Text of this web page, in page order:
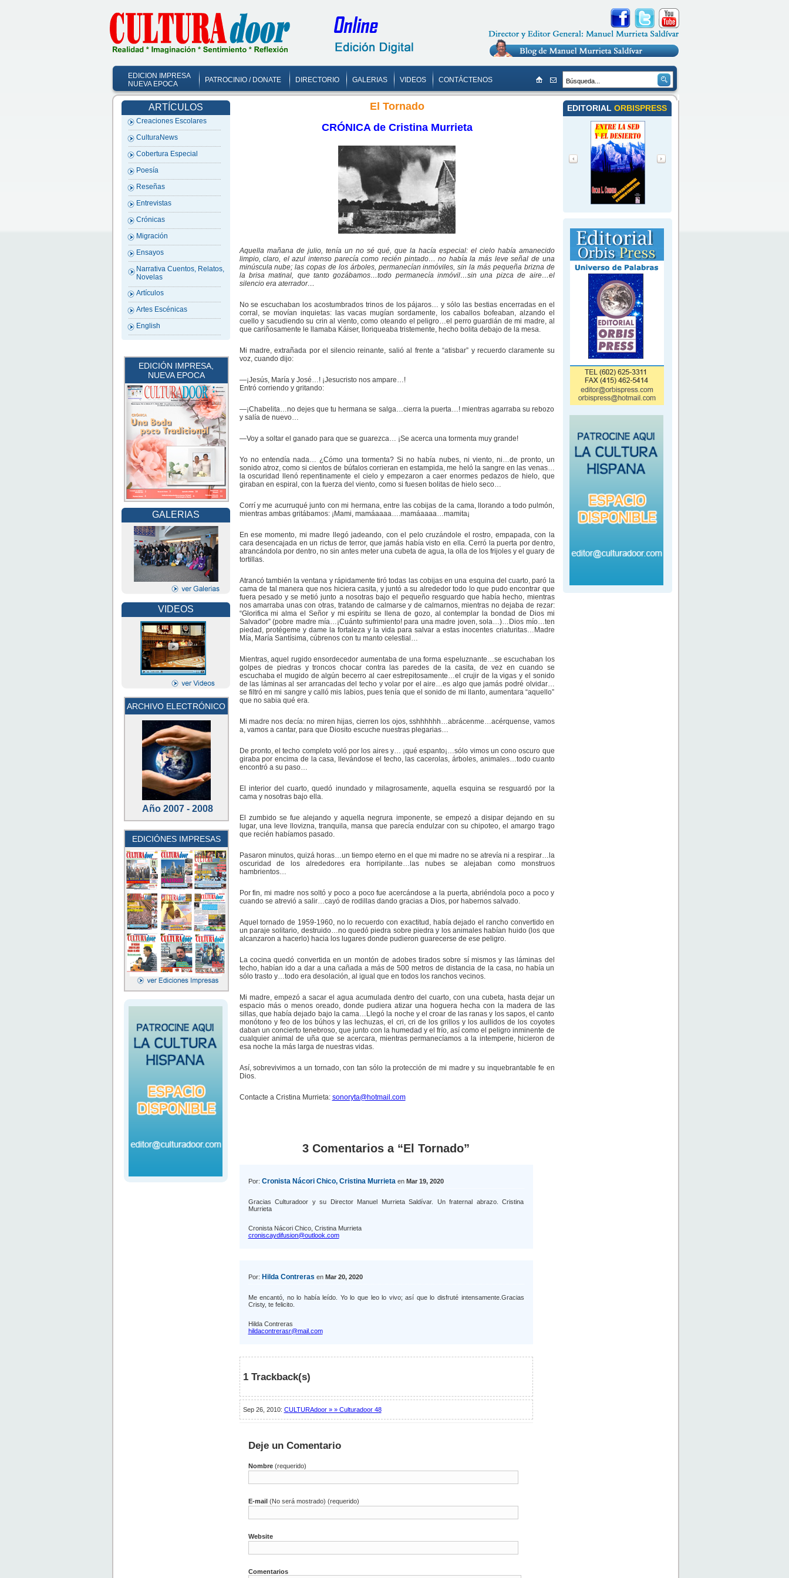
EDICION IMPRESA
NUEVA EPOCA
PATROCINIO / DONATE DIRECTORIO GALERIAS VIDEOS CONTÁCTENOS
ARTÍCULOS
Creaciones Escolares
CulturaNews
Cobertura Especial
Poesía
Reseñas
Entrevistas
Crónicas
Migración
Ensayos
Narrativa Cuentos, Relatos,
Novelas
Artículos
Artes Escénicas
English
EDICIÓN IMPRESA,
NUEVA EPOCA
GALERIAS
VIDEOS
ARCHIVO ELECTRÓNICO
Año 2007 - 2008
EDICIÓNES IMPRESAS
El Tornado
CRÓNICA de Cristina Murrieta
Aquella mañana de julio, tenía un no sé qué, que la hacía especial: el cielo había amanecido
limpio, claro, el azul intenso parecía como recién pintado… no había la más leve señal de una
minúscula nube; las copas de los árboles, permanecían inmóviles, sin la más pequeña brizna de
la brisa matinal, que tanto gozábamos…todo permanecía inmóvil…sin una pizca de aire…el
silencio era aterrador…
No se escuchaban los acostumbrados trinos de los pájaros… y sólo las bestias encerradas en el
corral, se movían inquietas: las vacas mugían sordamente, los caballos bofeaban, alzando el
cuello y sacudiendo su crin al viento, como oteando el peligro…el perro guardián de mi madre, al
que cariñosamente le llamaba Káiser, lloriqueaba tristemente, hecho bolita debajo de la mesa.
Mi madre, extrañada por el silencio reinante, salió al frente a “atisbar” y recuerdo claramente su
voz, cuando dijo:
—¡Jesús, María y José…! ¡Jesucristo nos ampare…!
Entró corriendo y gritando:
—¡Chabelita…no dejes que tu hermana se salga…cierra la puerta…! mientras agarraba su rebozo
y salía de nuevo…
—Voy a soltar el ganado para que se guarezca… ¡Se acerca una tormenta muy grande!
Yo no entendía nada… ¿Cómo una tormenta? Si no había nubes, ni viento, ni…de pronto, un
sonido atroz, como si cientos de búfalos corrieran en estampida, me heló la sangre en las venas…
la oscuridad llenó repentinamente el cielo y empezaron a caer enormes pedazos de hielo, que
giraban en espiral, con la fuerza del viento, como si fuesen bolitas de hielo seco…
Corrí y me acurruqué junto con mi hermana, entre las cobijas de la cama, llorando a todo pulmón,
mientras ambas gritábamos: ¡Mami, mamáaaaa….mamáaaaa…mamita¡
En ese momento, mi madre llegó jadeando, con el pelo cruzándole el rostro, empapada, con la
cara desencajada en un rictus de terror, que jamás había visto en ella. Cerró la puerta por dentro,
atrancándola por dentro, no sin antes meter una cubeta de agua, la olla de los frijoles y el guary de
tortillas.
Atrancó también la ventana y rápidamente tiró todas las cobijas en una esquina del cuarto, paró la
cama de tal manera que nos hiciera casita, y juntó a su alrededor todo lo que pudo encontrar que
fuera pesado y se metió junto a nosotras bajo el pequeño resguardo que había hecho, mientras
nos amarraba unas con otras, tratando de calmarse y de calmarnos, mientras no dejaba de rezar:
“Glorifica mi alma el Señor y mi espíritu se llena de gozo, al contemplar la bondad de Dios mi
Salvador” (pobre madre mía…¡Cuánto sufrimiento! para una madre joven, sola…)…Dios mío…ten
piedad, protégeme y dame la fortaleza y la vida para salvar a estas inocentes criaturitas…Madre
Mía, María Santísima, cúbrenos con tu manto celestial…
Mientras, aquel rugido ensordecedor aumentaba de una forma espeluznante…se escuchaban los
golpes de piedras y troncos chocar contra las paredes de la casita, de vez en cuando se
escuchaba el mugido de algún becerro al caer estrepitosamente…el crujir de la vigas y el sonido
de las láminas al ser arrancadas del techo y volar por el aire…es algo que jamás podré olvidar…
se filtró en mi sangre y calló mis labios, pues tenía que el sonido de mi llanto, aumentara “aquello”
que no sabia qué era.
Mi madre nos decía: no miren hijas, cierren los ojos, sshhhhhh…abrácenme…acérquense, vamos
a, vamos a cantar, para que Diosito escuche nuestras plegarias…
De pronto, el techo completo voló por los aires y… ¡qué espanto¡…sólo vimos un cono oscuro que
giraba por encima de la casa, llevándose el techo, las cacerolas, árboles, animales…todo cuanto
encontró a su paso…
El interior del cuarto, quedó inundado y milagrosamente, aquella esquina se resguardó por la
cama y nosotras bajo ella.
El zumbido se fue alejando y aquella negrura imponente, se empezó a disipar dejando en su
lugar, una leve llovizna, tranquila, mansa que parecía endulzar con su chipoteo, el amargo trago
que recién habíamos pasado.
Pasaron minutos, quizá horas…un tiempo eterno en el que mi madre no se atrevía ni a respirar…la
oscuridad de los alrededores era horripilante…las nubes se alejaban como monstruos
hambrientos…
Por fin, mi madre nos soltó y poco a poco fue acercándose a la puerta, abriéndola poco a poco y
cuando se atrevió a salir…cayó de rodillas dando gracias a Dios, por habernos salvado.
Aquel tornado de 1959-1960, no lo recuerdo con exactitud, había dejado el rancho convertido en
un paraje solitario, destruido…no quedó piedra sobre piedra y los animales habían huido (los que
alcanzaron a hacerlo) hacia los lugares donde pudieron guarecerse de ese peligro.
La cocina quedó convertida en un montón de adobes tirados sobre sí mismos y las láminas del
techo, habían ido a dar a una cañada a más de 500 metros de distancia de la casa, no había un
sólo trasto y…todo era desolación, al igual que en todos los ranchos vecinos.
Mi madre, empezó a sacar el agua acumulada dentro del cuarto, con una cubeta, hasta dejar un
espacio más o menos oreado, donde pudiera atizar una hoguera hecha con la madera de las
sillas, que había dejado bajo la cama…Llegó la noche y el croar de las ranas y los sapos, el canto
monótono y feo de los búhos y las lechuzas, el cri, cri de los grillos y los aullidos de los coyotes
daban un concierto tenebroso, que junto con la humedad y el frío, así como el peligro inminente de
cualquier animal de uña que se acercara, mientras permanecíamos a la intemperie, hicieron de
esa noche la más larga de nuestras vidas.
Así, sobrevivimos a un tornado, con tan sólo la protección de mi madre y su inquebrantable fe en
Dios.
Contacte a Cristina Murrieta: sonoryta@hotmail.com
3 Comentarios a “El Tornado”
Por: Cronista Nácori Chico, Cristina Murrieta en Mar 19, 2020
Gracias Culturadoor y su Director Manuel Murrieta Saldívar. Un fraternal abrazo. Cristina
Murrieta
Cronista Nácori Chico, Cristina Murrieta
croniscaydifusion@outlook.com
Por: Hilda Contreras en Mar 20, 2020
Me encantó, no lo había leído. Yo lo que leo lo vivo; así que lo disfruté intensamente.Gracias
Cristy, te felicito.
Hilda Contreras
hildacontrerasr@mail.com
1 Trackback(s)
Sep 26, 2010: CULTURAdoor » » Culturadoor 48
Deje un Comentario
Nombre(requerido)
E-mail(No será mostrado) (requerido)
Website
Comentarios
EDITORIAL ORBISPRESS